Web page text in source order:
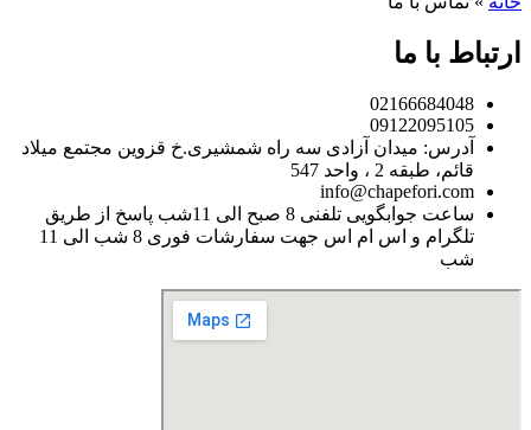
ارتباط با ما
02166684048
09122095105
آدرس: میدان آزادی سه راه شمشیری.خ قزوین مجتمع میلاد
قائم، طبقه 2 ، واحد 547
info@chapefori.com
ساعت جوابگویی تلفنی 8 صبح الی 11شب پاسخ از طریق
تلگرام و اس ام اس جهت سفارشات فوری 8 شب الی 11
شب